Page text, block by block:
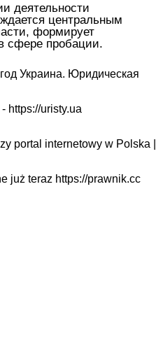
деятельности
центральным
формирует
сфере пробации.
Украина. Юридическая
https://uristy.ua
portal internetowy w Polska |
już teraz https://prawnik.cc